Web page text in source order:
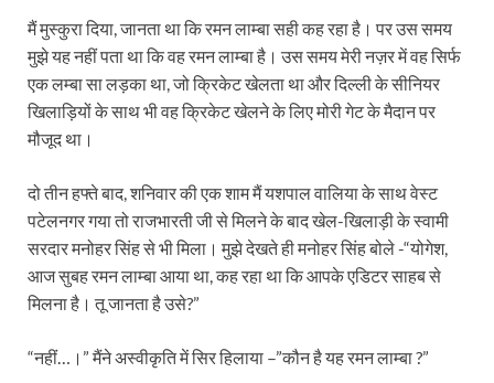
मैं मुस्कुरा दिया, जानता था कि रमन लाम्बा सही कह रहा है। पर उस समय
मुझे यह नहीं पता था कि वह रमन लाम्बा है। उस समय मेरी नज़र में वह सिर्फ
एक लम्बा सा लड़का था, जो क्रिकेट खेलता था और दिल्ली के सीनियर
खिलाड़ियों के साथ भी वह क्रिकेट खेलने के लिए मोरी गेट के मैदान पर
मौजूद था।
दो तीन हफ्ते बाद, शनिवार की एक शाम मैं यशपाल वालिया के साथ वेस्ट
पटेलनगर गया तो राजभारती जी से मिलने के बाद खेल-खिलाड़ी के स्वामी
सरदार मनोहर सिंह से भी मिला। मुझे देखते ही मनोहर सिंह बोले -“योगेश,
आज सुबह रमन लाम्बा आया था, कह रहा था कि आपके एडिटर साहब से
मिलना है। तू जानता है उसे?”
“नहीं…।” मैंने अस्वीकृति में सिर हिलाया –”कौन है यह रमन लाम्बा ?”